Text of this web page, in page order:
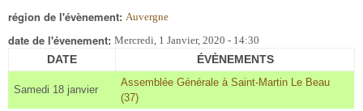
région de l'évènement: Auvergne
date de l'évenement: Mercredi, 1 Janvier, 2020 - 14:30
DATE ÉVÈNEMENTS
Samedi 18 janvier
Assemblée Générale à Saint-Martin Le Beau
(37)